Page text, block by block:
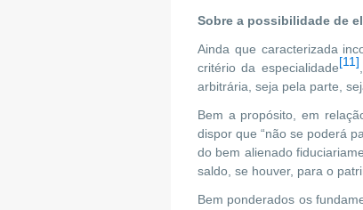
Sobre a possibilidade de
Ainda que caracterizada
critério da especialidade[11]
arbitrária, seja pela parte,
Bem a propósito, em
dispor que “não se poderá
do bem alienado
saldo, se houver, para o
Bem ponderados os